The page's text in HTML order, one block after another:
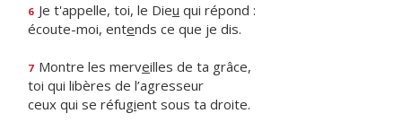
6 Je t'appelle, toi, le Dieu qui répond :
écoute-moi, entends ce que je dis.
7 Montre les merveilles de ta grâce,
toi qui libères de l’agresseur
ceux qui se réfugient sous ta droite.